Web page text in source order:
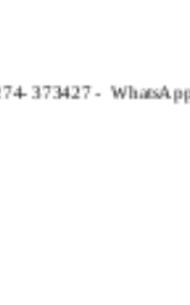
373427 -